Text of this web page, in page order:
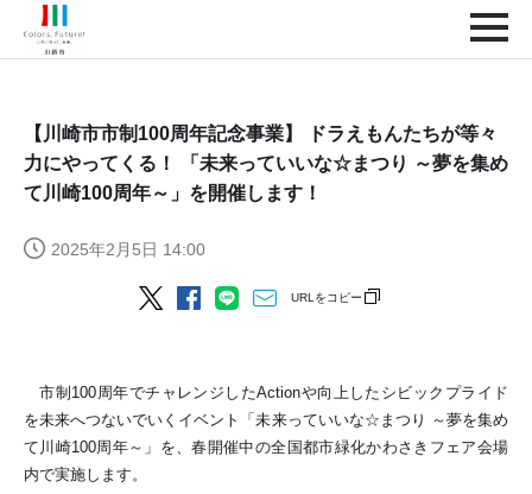
【川崎市市制100周年記念事業】 ドラえもんたちが等々
力にやってくる！ 「未来っていいな☆まつり ～夢を集め
て川崎100周年～」を開催します！
2025年2月5日 14:00
URLをコピー
市制100周年でチャレンジしたActionや向上したシビックプライド
を未来へつないでいくイベント「未来っていいな☆まつり ～夢を集め
て川崎100周年～」を、春開催中の全国都市緑化かわさきフェア会場
内で実施します。